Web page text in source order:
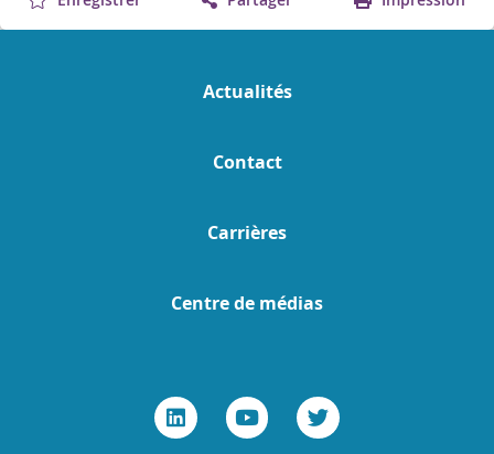
Actualités
Contact
Carrières
Centre de médias